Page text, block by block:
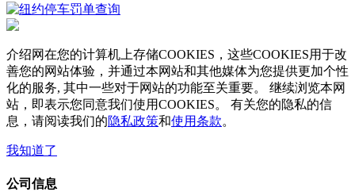
介绍网在您的计算机上存储COOKIES，这些COOKIES用于改
善您的网站体验，并通过本网站和其他媒体为您提供更加个性
化的服务, 其中一些对于网站的功能至关重要。 继续浏览本网
站，即表示您同意我们使用COOKIES。 有关您的隐私的信
息，请阅读我们的隐私政策和使用条款。
我知道了
公司信息